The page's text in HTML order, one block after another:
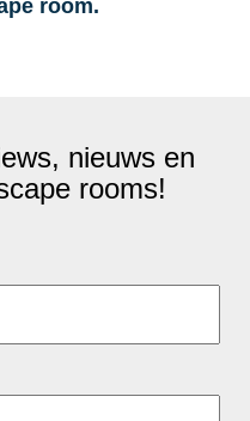
room.
nieuws en
rooms!